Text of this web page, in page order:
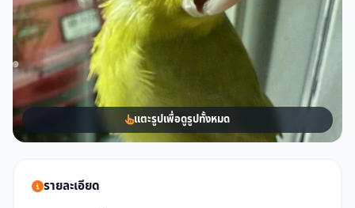
แตะรูปเพื่อดูรูปทั้งหมด
รายละเอียด